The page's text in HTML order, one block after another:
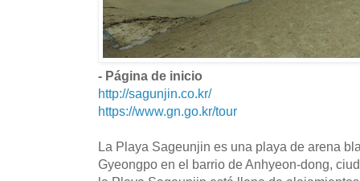
- Página de inicio
http://sagunjin.co.kr/
https://www.gn.go.kr/tour
La Playa Sageunjin es una playa de arena
Gyeongpo en el barrio de Anhyeon-dong,